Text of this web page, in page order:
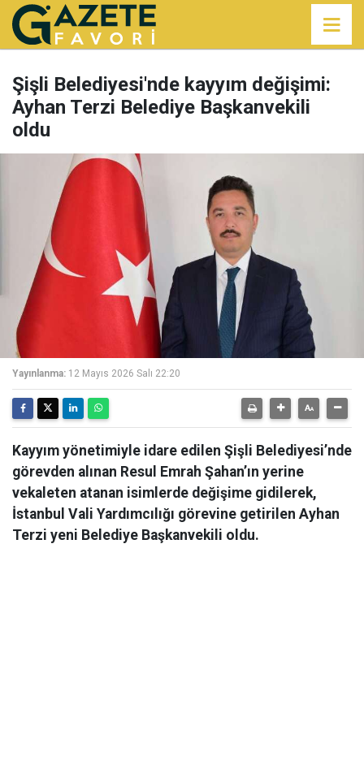
Şişli Belediyesi'nde kayyım değişimi:
Ayhan Terzi Belediye Başkanvekili
oldu
Yayınlanma: 12 Mayıs 2026 Salı 22:20
Kayyım yönetimiyle idare edilen Şişli Belediyesi’nde
görevden alınan Resul Emrah Şahan’ın yerine
vekaleten atanan isimlerde değişime gidilerek,
İstanbul Vali Yardımcılığı görevine getirilen Ayhan
Terzi yeni Belediye Başkanvekili oldu.